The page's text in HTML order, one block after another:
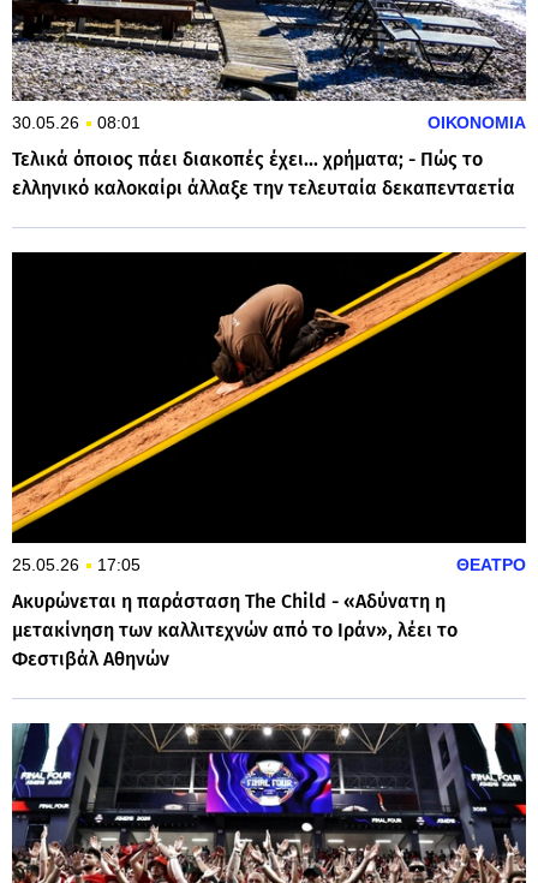
30.05.26 08:01 ΟΙΚΟΝΟΜΙΑ
Τελικά όποιος πάει διακοπές έχει... χρήματα; - Πώς το
ελληνικό καλοκαίρι άλλαξε την τελευταία δεκαπενταετία
25.05.26 17:05 ΘΕΑΤΡΟ
Ακυρώνεται η παράσταση The Child - «Αδύνατη η
μετακίνηση των καλλιτεχνών από το Ιράν», λέει το
Φεστιβάλ Αθηνών